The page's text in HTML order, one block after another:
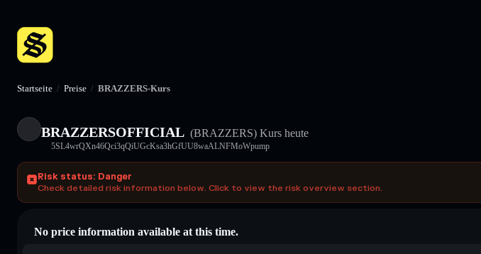
Startseite / Preise / BRAZZERS-Kurs
BRAZZERSOFFICIAL (BRAZZERS) Kurs heute
5SL4wrQXn46Qci3qQiUGcKsa3hGfUU8waALNFMoWpump
Risk status: Danger
Check detailed risk information below. Click to view the risk overview section.
No price information available at this time.